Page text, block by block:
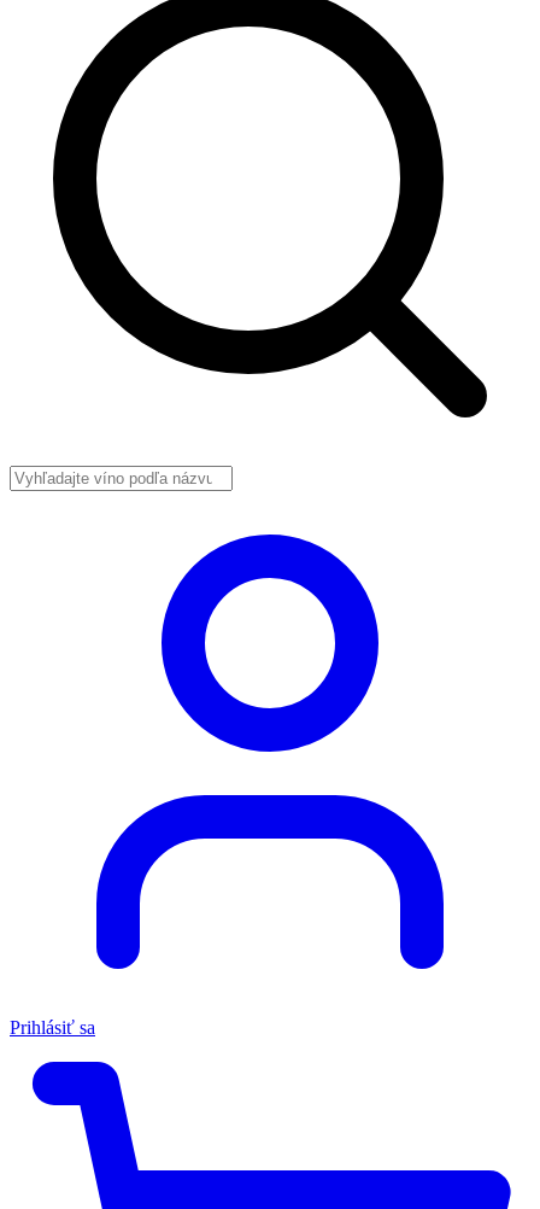
Prihlásiť sa